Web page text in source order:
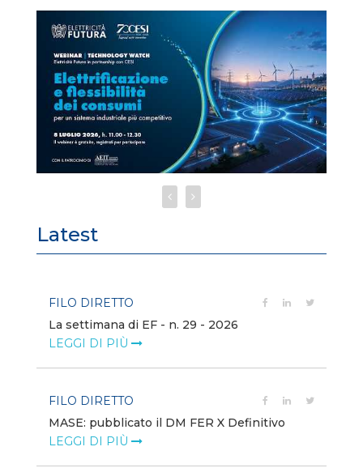
Latest
FILO DIRETTO
La settimana di EF - n. 29 - 2026
LEGGI DI PIÙ
FILO DIRETTO
MASE: pubblicato il DM FER X Definitivo
LEGGI DI PIÙ